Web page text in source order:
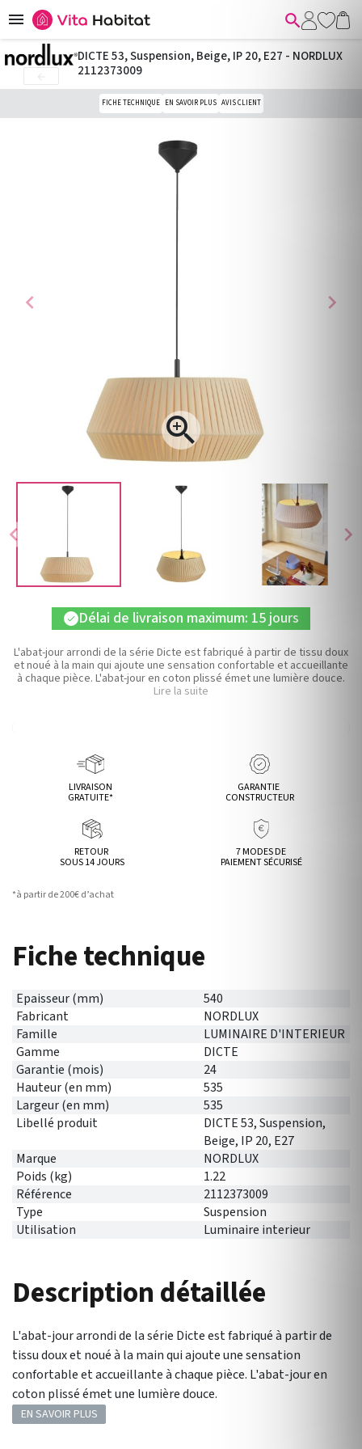
 
chevron_left chevron_right
chevron_left

chevron_right
DICTE 53, Suspension, Beige, IP 20, E27 - NORDLUX
2112373009
FICHE TECHNIQUE EN SAVOIR PLUS AVIS CLIENT
check Délai de livraison maximum: 15 jours
L'abat-jour arrondi de la série Dicte est fabriqué à partir de tissu doux
et noué à la main qui ajoute une sensation confortable et accueillante
à chaque pièce. L'abat-jour en coton plissé émet une lumière douce.
Lire la suite
LIVRAISON
GRATUITE*
GARANTIE
CONSTRUCTEUR
RETOUR
SOUS 14 JOURS
7 MODES DE
PAIEMENT SÉCURISÉ
*à partir de 200€ d’achat
Fiche technique
Epaisseur (mm)
540
Fabricant
NORDLUX
Famille
LUMINAIRE D'INTERIEUR
Gamme
DICTE
Garantie (mois)
24
Hauteur (en mm)
535
Largeur (en mm)
535
Libellé produit
DICTE 53, Suspension,
Beige, IP 20, E27
Marque
NORDLUX
Poids (kg)
1.22
Référence
2112373009
Type
Suspension
Utilisation
Luminaire interieur
Description détaillée
L'abat-jour arrondi de la série Dicte est fabriqué à partir de
tissu doux et noué à la main qui ajoute une sensation
confortable et accueillante à chaque pièce. L'abat-jour en
coton plissé émet une lumière douce.
EN SAVOIR PLUS